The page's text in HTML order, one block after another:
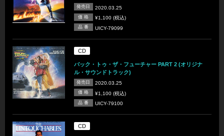
発売日 2020.03.25
価 格 ¥1,100 (税込)
品 番 UICY-79099
CD
バック・トゥ・ザ・フューチャー PART 2 (オリジナ
ル・サウンドトラック)
発売日 2020.03.25
価 格 ¥1,100 (税込)
品 番 UICY-79100
CD